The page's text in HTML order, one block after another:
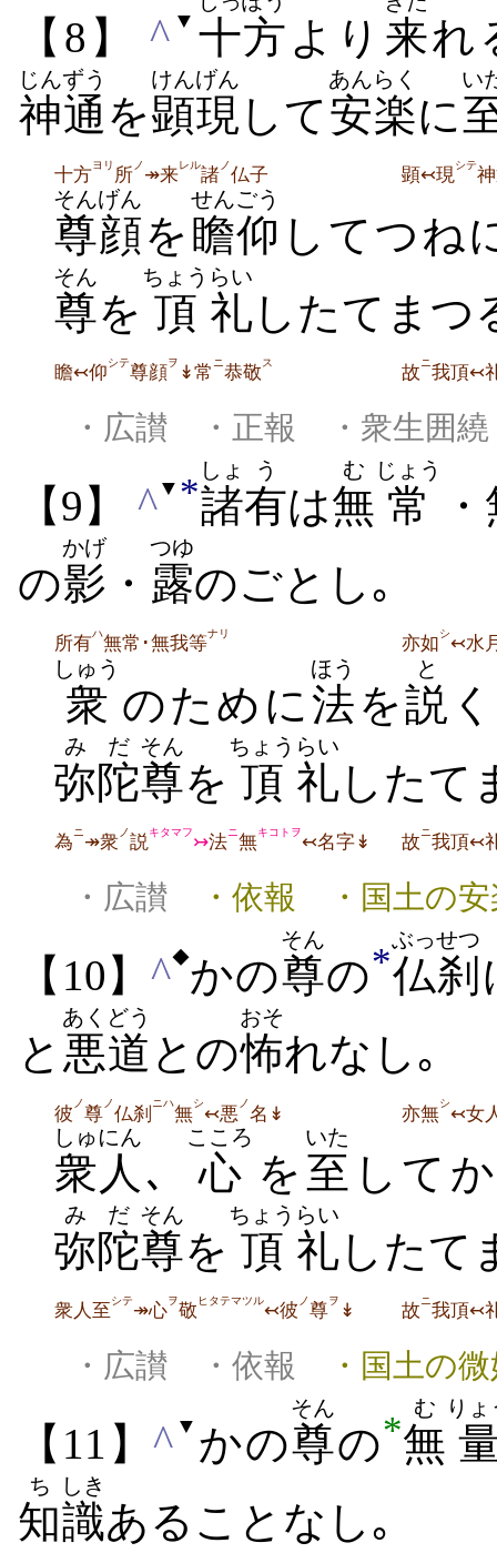
【8】 ^ ▼ 十方 より 来れ
神通
じんずう
を顕現
けんげん
して安楽
あんらく
に
い
十方ヨリ 所 ノ ↠来レル諸 ノ仏子 顕↢現シテ
尊顔
そんげん
を 瞻仰
せんごう
してつね
尊
そん
を 頂
ちょう
礼
らい
したてまつ
瞻↢仰シテ尊顔ヲ ↡常 ニ恭敬ス 故 ニ我頂↢
・広讃 ・正報 ・衆生囲繞
【9】 ^▼ *諸
しょ
有
う
は無
む
常
じょう
・
の影
かげ
・ 露
つゆ
のごとし｡
所有ハ無常･無我等ナリ 亦如シ↢水
衆
しゅう
のために法
ほう
を説
と
弥陀
みだ
尊
そん
を 頂
ちょう
礼
らい
したて
為 ニ ↠衆 ノ説キタマフ↣法ニ無キコトヲ↢名字↡ 故 ニ我頂↢
・広讃 ・依報 ・国土の安
【10】 ^◆かの尊
そん
の*仏刹
ぶっせつ
と 悪道
あくどう
との怖
おそ
れなし｡
彼 ノ尊 ノ仏刹 ニハ無シ↢悪 ノ名↡ 亦無シ↢女
衆人
しゅにん
､ 心
こころ
を 至
いた
して
弥陀
みだ
尊
そん
を 頂
ちょう
礼
らい
したて
衆人至 シテ↠心ヲ敬 ヒタテマツル↢彼 ノ尊ヲ ↡ 故 ニ我頂↢
・広讃 ・依報 ・国土の微
【11】 ^ ▼ かの尊
そん
の*無
む りょ
知
ち
識
しき
あることなし｡